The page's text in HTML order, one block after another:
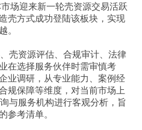
场迎来新一轮壳资源交易活跃
壳方式成功登陆该板块，实现
。
壳资源评估、合规审计、法律
在选择服务伙伴时需审慎考
业调研，从专业能力、案例经
规保障等维度，对当前市场上
与服务机构进行客观分析，旨
参考清单。